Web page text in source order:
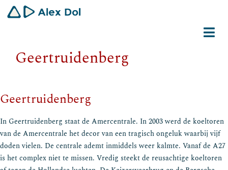
naar
Dirigent
Gemeenschapswerker
Bio
Geertruidenberg
Geertruidenberg
In Geertruidenberg staat de Amercentrale. In 2003 werd de koeltoren
van de Amercentrale het decor van een tragisch ongeluk waarbij vijf
doden vielen. De centrale ademt inmiddels weer kalmte. Vanaf de A27
is het complex niet te missen. Vredig steekt de reusachtige koeltoren